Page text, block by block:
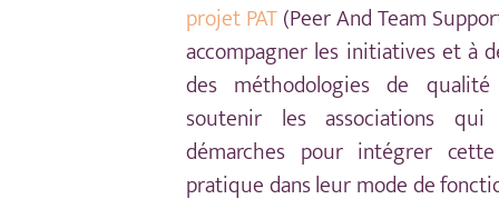
projet PAT(Peer And Team
accompagner les initiatives et à
des méthodologies de
soutenir les associations
démarches pour intégrer
pratique dans leur mode de